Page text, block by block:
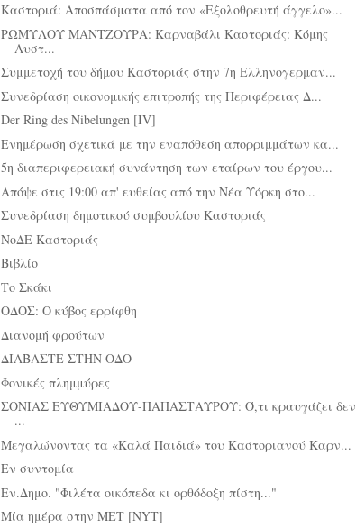
Καστοριά: Αποσπάσματα από τον «Εξολοθρευτή άγγελο»...
ΡΩΜΥΛΟΥ ΜΑΝΤΖΟΥΡΑ: Καρναβάλι Καστοριάς: Κόμης
Αυστ...
Συμμετοχή του δήμου Καστοριάς στην 7η Ελληνογερμαν...
Συνεδρίαση οικονομικής επιτροπής της Περιφέρειας Δ...
Der Ring des Nibelungen [IV]
Ενημέρωση σχετικά με την εναπόθεση απορριμμάτων κα...
5η διαπεριφερειακή συνάντηση των εταίρων του έργου...
Απόψε στις 19:00 απ' ευθείας από την Νέα Υόρκη στο...
Συνεδρίαση δημοτικού συμβουλίου Καστοριάς
ΝοΔΕ Καστοριάς
Βιβλίο
Το Σκάκι
ΟΔΟΣ: O κύβος ερρίφθη
Διανομή φρούτων
ΔΙΑΒΑΣΤΕ ΣΤΗΝ ΟΔΟ
Φονικές πλημμύρες
ΣΟΝΙΑΣ ΕΥΘΥΜΙΑΔΟΥ-ΠΑΠΑΣΤΑΥΡΟΥ: Ό,τι κραυγάζει δεν
...
Μεγαλώνοντας τα «Καλά Παιδιά» του Καστοριανού Καρν...
Εν συντομία
Εν.Δημο. "Φιλέτα οικόπεδα κι ορθόδοξη πίστη..."
Μία ημέρα στην ΜΕΤ [NYT]